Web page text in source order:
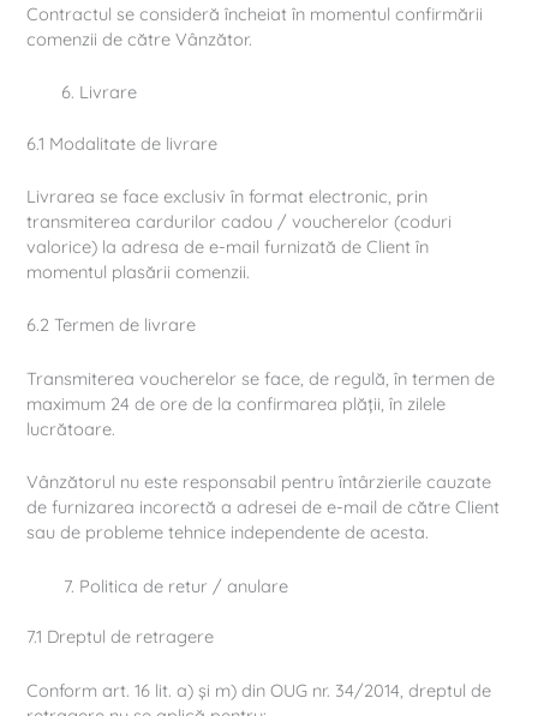
Contractul se consideră încheiat în momentul confirmării
comenzii de către Vânzător.
Livrare
6.1 Modalitate de livrare
Livrarea se face exclusiv în format electronic, prin
transmiterea cardurilor cadou / voucherelor (coduri
valorice) la adresa de e-mail furnizată de Client în
momentul plasării comenzii.
6.2 Termen de livrare
Transmiterea voucherelor se face, de regulă, în termen de
maximum 24 de ore de la confirmarea plății, în zilele
lucrătoare.
Vânzătorul nu este responsabil pentru întârzierile cauzate
de furnizarea incorectă a adresei de e-mail de către Client
sau de probleme tehnice independente de acesta.
Politica de retur / anulare
7.1 Dreptul de retragere
Conform art. 16 lit. a) și m) din OUG nr. 34/2014, dreptul de